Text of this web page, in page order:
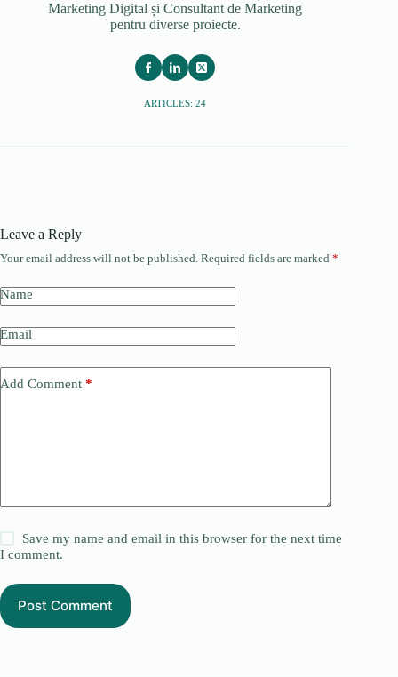
Marketing Digital și Consultant de Marketing
pentru diverse proiecte.
ARTICLES: 24
Leave a Reply
Your email address will not be published. Required fields are marked *
Name
Email
Add Comment *
Save my name and email in this browser for the next time
I comment.
Post Comment